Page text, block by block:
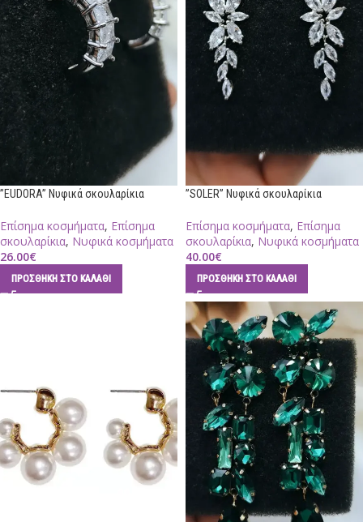
”EUDORA” Νυφικά σκουλαρίκια
Επίσημα κοσμήματα, Επίσημα
σκουλαρίκια, Νυφικά κοσμήματα
26.00€
ΠΡΟΣΘΉΚΗ ΣΤΟ ΚΑΛΆΘΙ
”SOLER” Νυφικά σκουλαρίκια
Επίσημα κοσμήματα, Επίσημα
σκουλαρίκια, Νυφικά κοσμήματα
40.00€
ΠΡΟΣΘΉΚΗ ΣΤΟ ΚΑΛΆΘΙ